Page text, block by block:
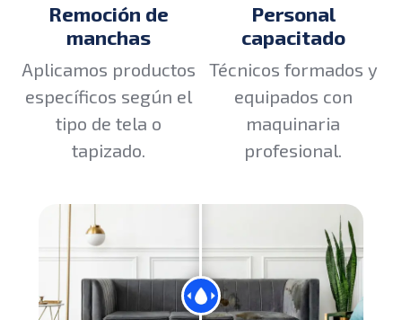
Remoción de
manchas
Aplicamos productos
específicos según el
tipo de tela o
tapizado.
Personal
capacitado
Técnicos formados y
equipados con
maquinaria
profesional.